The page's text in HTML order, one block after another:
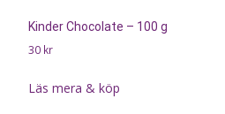
Kinder Chocolate – 100 g
30 kr
Läs mera & köp